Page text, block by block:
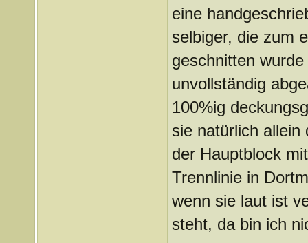
eine
selbiger, die zum
geschnitten
unvollständig
100%ig
sie natürlich
der Hauptblock
Trennlinie in
wenn sie laut ist
steht, da bin ich